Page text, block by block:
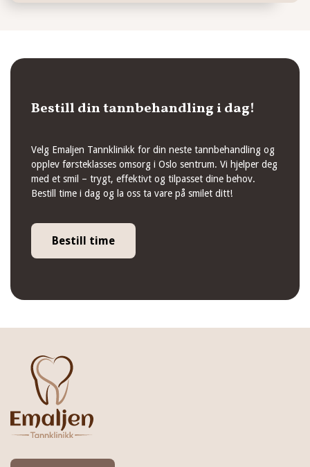
Bestill din tannbehandling i dag!
Velg Emaljen Tannklinikk for din neste tannbehandling og
opplev førsteklasses omsorg i Oslo sentrum. Vi hjelper deg
med et smil – trygt, effektivt og tilpasset dine behov.
Bestill time i dag og la oss ta vare på smilet ditt!
Bestill time